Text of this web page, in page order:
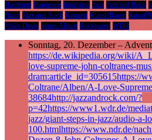
Hamburg Harmonie Interview Jazz Jazz and Rock
Bonn Jazz und Rock Konzert Kunst!Rasen
Miles Davis neues Album Rockpalast WDR
Sonntag, 20. Dezember –
https://de.wikipedia.org/wiki/
love-supreme-john-coltranes-
dram:article_id=305615https://
Coltrane/Alben/A-Love-
38684http://jazzandrock.com/?
p=42https://www1.wdr.de/
jazz/giant-steps-in-jazz/audio-
100.htmlhttps://www.ndr.de/